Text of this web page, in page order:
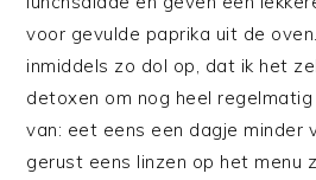
voor gevulde paprika uit de
inmiddels zo dol op, dat ik het
detoxen om nog heel
van: eet eens een dagje minder
gerust eens linzen op het menu